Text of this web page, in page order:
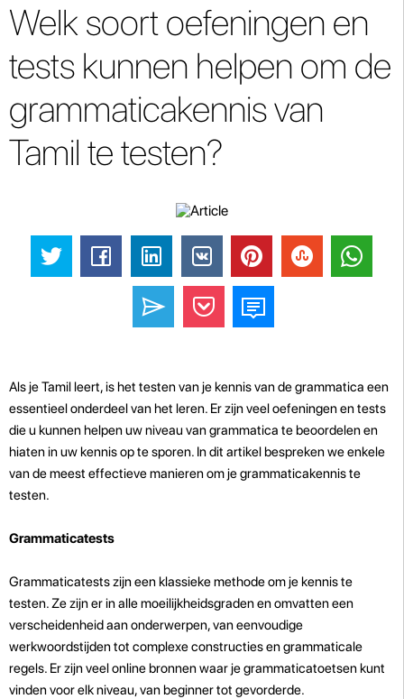
Welk soort oefeningen en
tests kunnen helpen om de
grammaticakennis van
Tamil te testen?
Als je Tamil leert, is het testen van je kennis van de grammatica een
essentieel onderdeel van het leren. Er zijn veel oefeningen en tests
die u kunnen helpen uw niveau van grammatica te beoordelen en
hiaten in uw kennis op te sporen. In dit artikel bespreken we enkele
van de meest effectieve manieren om je grammaticakennis te
testen.
Grammaticatests
Grammaticatests zijn een klassieke methode om je kennis te
testen. Ze zijn er in alle moeilijkheidsgraden en omvatten een
verscheidenheid aan onderwerpen, van eenvoudige
werkwoordstijden tot complexe constructies en grammaticale
regels. Er zijn veel online bronnen waar je grammaticatoetsen kunt
vinden voor elk niveau, van beginner tot gevorderde.